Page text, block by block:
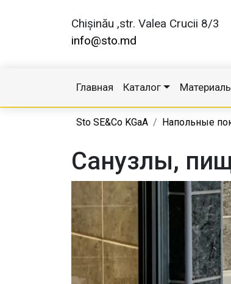
Chișinău ,str. Valea Crucii 8/3
info@sto.md
Главная Каталог
Sto SE&Co KGaA Напольные
Санузлы,